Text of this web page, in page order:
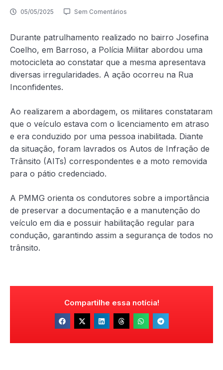
05/05/2025 Sem Comentários
Durante patrulhamento realizado no bairro Josefina
Coelho, em Barroso, a Polícia Militar abordou uma
motocicleta ao constatar que a mesma apresentava
diversas irregularidades. A ação ocorreu na Rua
Inconfidentes.
Ao realizarem a abordagem, os militares constataram
que o veículo estava com o licenciamento em atraso
e era conduzido por uma pessoa inabilitada. Diante
da situação, foram lavrados os Autos de Infração de
Trânsito (AITs) correspondentes e a moto removida
para o pátio credenciado.
A PMMG orienta os condutores sobre a importância
de preservar a documentação e a manutenção do
veículo em dia e possuir habilitação regular para
condução, garantindo assim a segurança de todos no
trânsito.
Compartilhe essa notícia!